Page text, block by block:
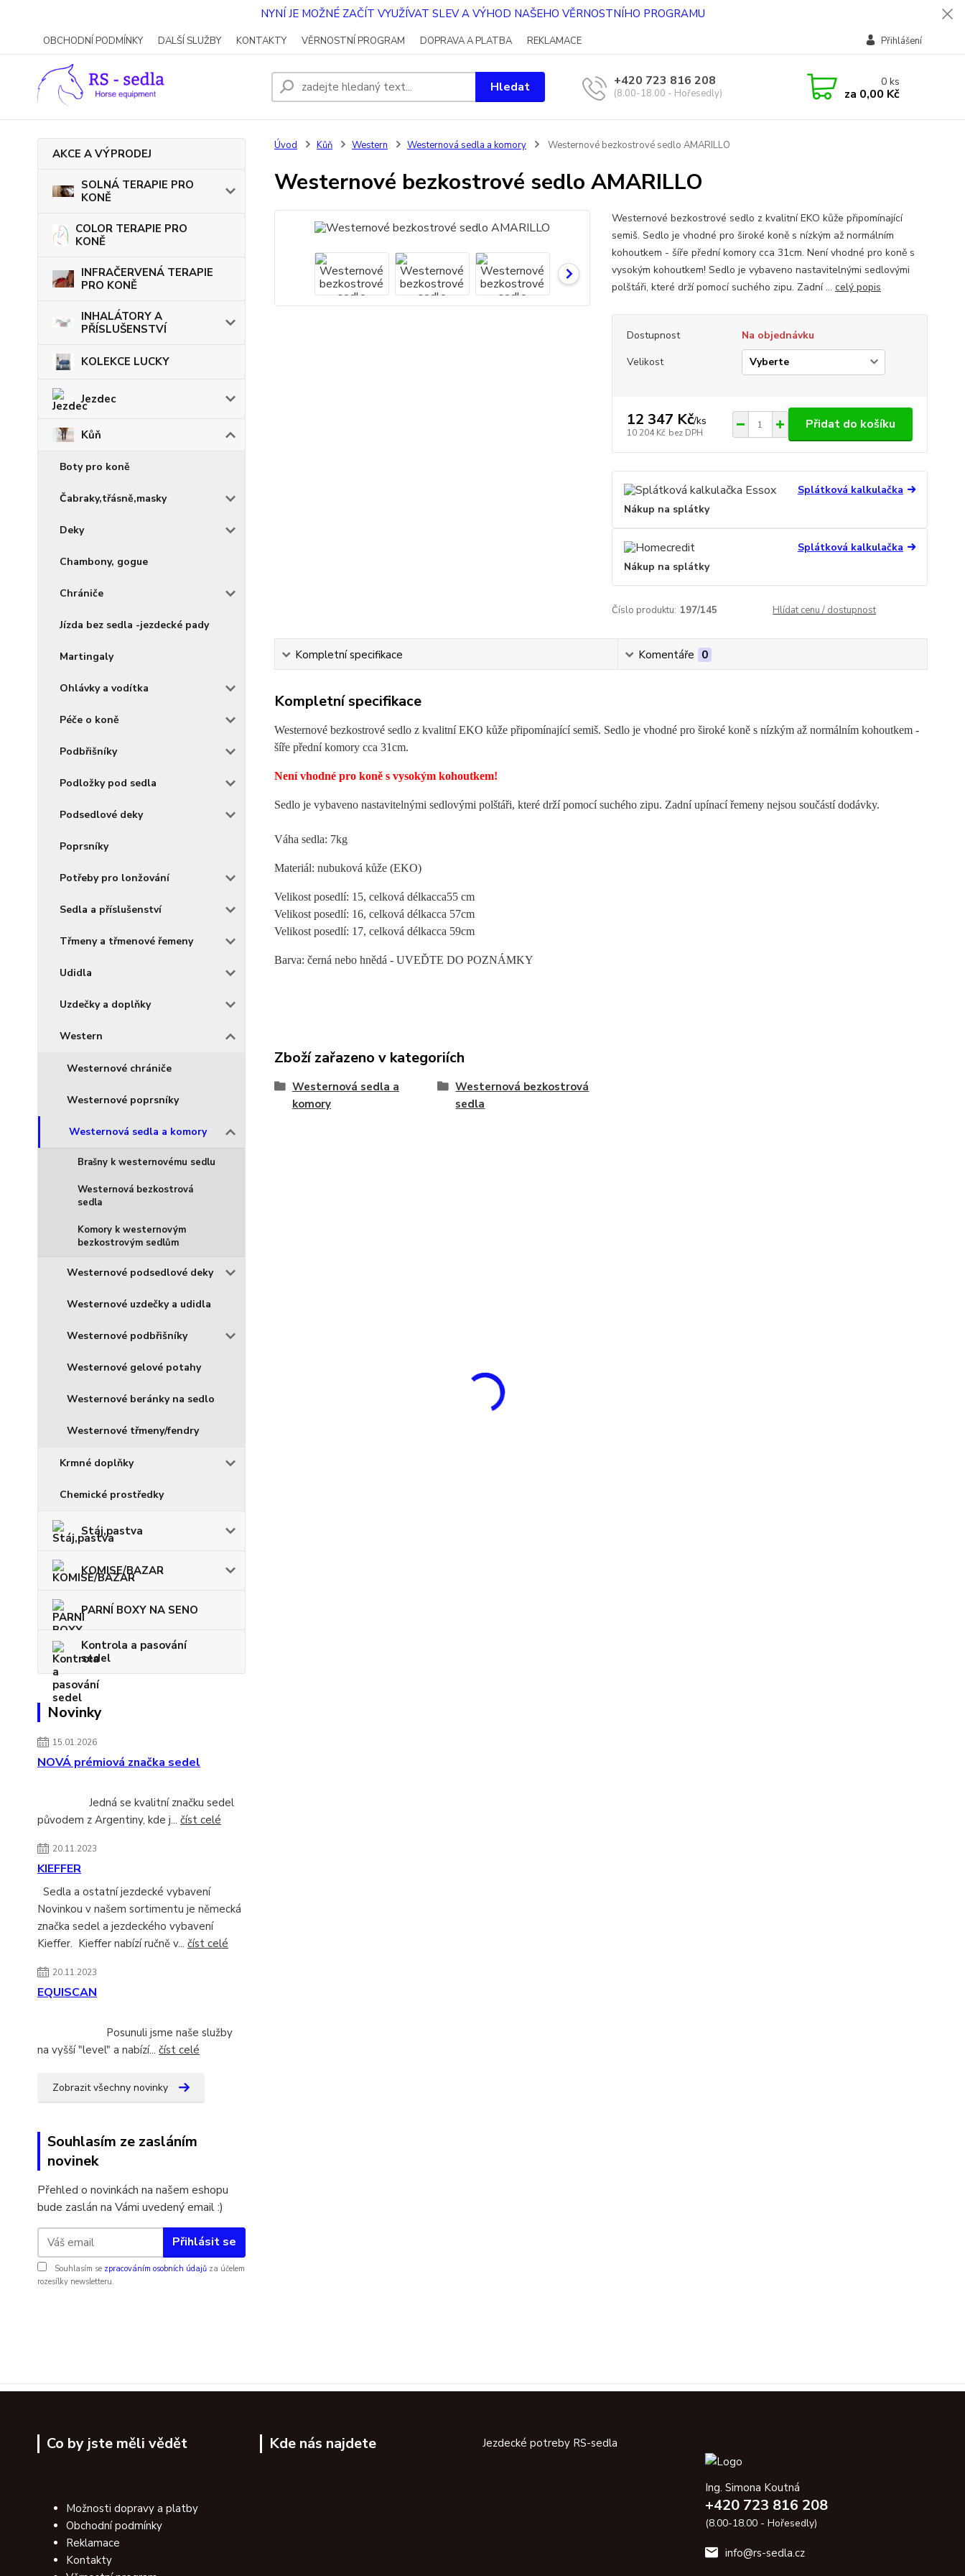
NYNÍ JE MOŽNÉ ZAČÍT VYUŽÍVAT SLEV A VÝHOD NAŠEHO VĚRNOSTNÍHO PROGRAMU
OBCHODNÍ PODMÍNKY DALŠÍ SLUŽBY KONTAKTY VĚRNOSTNÍ PROGRAM DOPRAVA A PLATBA REKLAMACE Přihlášení
Hledat +420 723 816 208
(8.00-18.00 - Hořesedly)
0ks
za 0,00 Kč
AKCE A VÝPRODEJ
SOLNÁ TERAPIE PRO
KONĚ
COLOR TERAPIE PRO
KONĚ
INFRAČERVENÁ TERAPIE
PRO KONĚ
INHALÁTORY A
PŘÍSLUŠENSTVÍ
KOLEKCE LUCKY
Jezdec
Kůň
Boty pro koně
Čabraky,třásně,masky
Deky
Chambony, gogue
Chrániče
Jízda bez sedla -jezdecké pady
Martingaly
Ohlávky a vodítka
Péče o koně
Podbřišníky
Podložky pod sedla
Podsedlové deky
Poprsníky
Potřeby pro lonžování
Sedla a příslušenství
Třmeny a třmenové řemeny
Udidla
Uzdečky a doplňky
Western
Westernové chrániče
Westernové poprsníky
Westernová sedla a komory
Brašny k westernovému sedlu
Westernová bezkostrová
sedla
Komory k westernovým
bezkostrovým sedlům
Westernové podsedlové deky
Westernové uzdečky a udidla
Westernové podbřišníky
Westernové gelové potahy
Westernové beránky na sedlo
Westernové třmeny/fendry
Krmné doplňky
Chemické prostředky
Stáj,pastva
KOMISE/BAZAR
PARNÍ BOXY NA SENO
Kontrola a pasování
sedel
Novinky
15.01.2026
NOVÁ prémiová značka sedel
Jedná se kvalitní značku sedel
původem z Argentiny, kde j... číst celé
20.11.2023
KIEFFER
Sedla a ostatní jezdecké vybavení
Novinkou v našem sortimentu je německá
značka sedel a jezdeckého vybavení
Kieffer. Kieffer nabízí ručně v... číst celé
20.11.2023
EQUISCAN
Posunuli jsme naše služby
na vyšší "level" a nabízí... číst celé
Zobrazit všechny novinky
Souhlasím ze zasláním
novinek
Přehled o novinkách na našem eshopu
bude zaslán na Vámi uvedený email :)
Přihlásit se
Souhlasím se zpracováním osobních údajů za účelem
rozesílky newsletteru.
Úvod Kůň Western Westernová sedla a komory Westernové bezkostrové sedlo AMARILLO
Westernové bezkostrové sedlo AMARILLO
Westernové bezkostrové sedlo z kvalitní EKO kůže připomínající
semiš. Sedlo je vhodné pro široké koně s nízkým až normálním
kohoutkem - šíře přední komory cca 31cm. Není vhodné pro koně s
vysokým kohoutkem! Sedlo je vybaveno nastavitelnými sedlovými
polštáři, které drží pomocí suchého zipu. Zadní ... celý popis
Dostupnost
Na objednávku
Velikost
12 347 Kč/ks
10 204 Kč bez DPH
Přidat do košíku
Splátková kalkulačka
Nákup na splátky
Splátková kalkulačka
Nákup na splátky
Číslo produktu: 197/145 Hlídat cenu / dostupnost
Kompletní specifikace Komentáře 0
Kompletní specifikace
Westernové bezkostrové sedlo z kvalitní EKO kůže připomínající semiš. Sedlo je vhodné pro široké koně s nízkým až normálním kohoutkem -
šíře přední komory cca 31cm.
Není vhodné pro koně s vysokým kohoutkem!
Sedlo je vybaveno nastavitelnými sedlovými polštáři, které drží pomocí suchého zipu. Zadní upínací řemeny nejsou součástí dodávky.
Váha sedla: 7kg
Materiál: nubuková kůže (EKO)
Velikostposedlí: 15, celková délkacca55 cm
Velikostposedlí: 16, celková délkacca 57cm
Velikostposedlí: 17, celková délkacca 59cm
Barva: černá nebo hnědá - UVEĎTE DO POZNÁMKY
Zboží zařazeno v kategoriích
Westernová sedla a
komory
Westernová bezkostrová
sedla
Co by jste měli vědět
Možnosti dopravy a platby
Obchodní podmínky
Reklamace
Kontakty
Kde nás najdete Jezdecké potreby RS-sedla
Ing. Simona Koutná
+420 723 816 208
(8.00-18.00 - Hořesedly)
info@rs-sedla.cz